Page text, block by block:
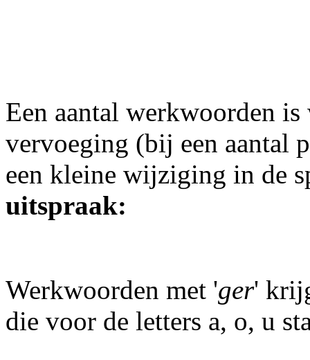
Een aantal werkwoorden
vervoeging (bij een aantal
een kleine wijziging in de
uitspraak:
Werkwoorden met 'ger'
die voor de letters a, o, u